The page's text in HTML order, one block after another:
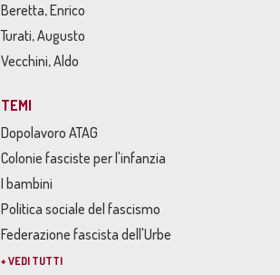
Beretta, Enrico
Turati, Augusto
Vecchini, Aldo
TEMI
Dopolavoro ATAG
Colonie fasciste per l'infanzia
I bambini
Politica sociale del fascismo
Federazione fascista dell'Urbe
+ VEDI TUTTI